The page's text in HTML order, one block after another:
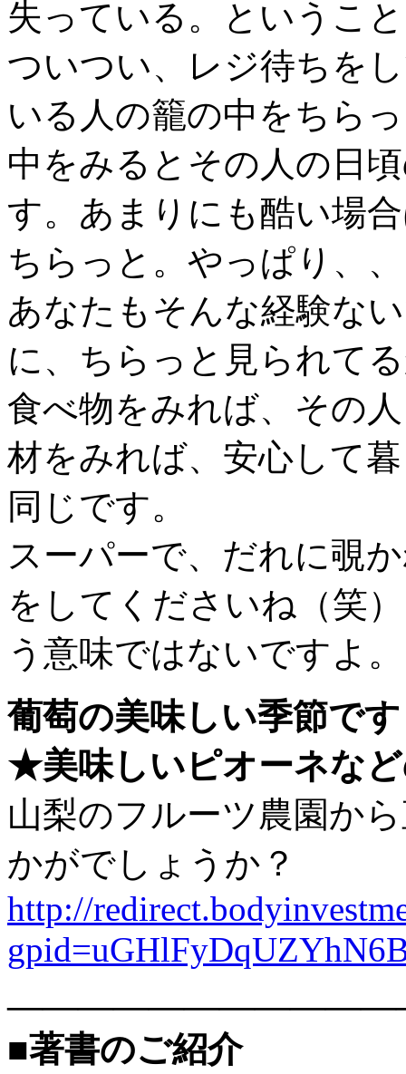
失っている。というこ
ついつい、レジ待ちを
いる人の籠の中をちら
中をみるとその人の日
す。あまりにも酷い場
ちらっと。やっぱり、
あなたもそんな経験な
に、ちらっと見られて
食べ物をみれば、その
材をみれば、安心して
同じです。
スーパーで、だれに覗
をしてくださいね（笑
う意味ではないですよ。
葡萄の美味しい季節です
★美味しいピオーネな
山梨のフルーツ農園か
かがでしょうか？
http://
■著書のご紹介